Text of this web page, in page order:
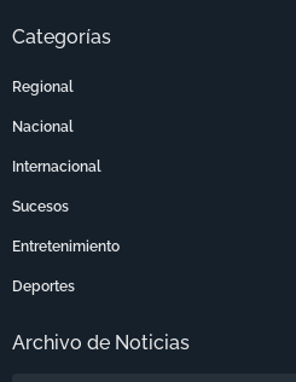
Categorías
Regional
Nacional
Internacional
Sucesos
Entretenimiento
Deportes
Archivo de Noticias